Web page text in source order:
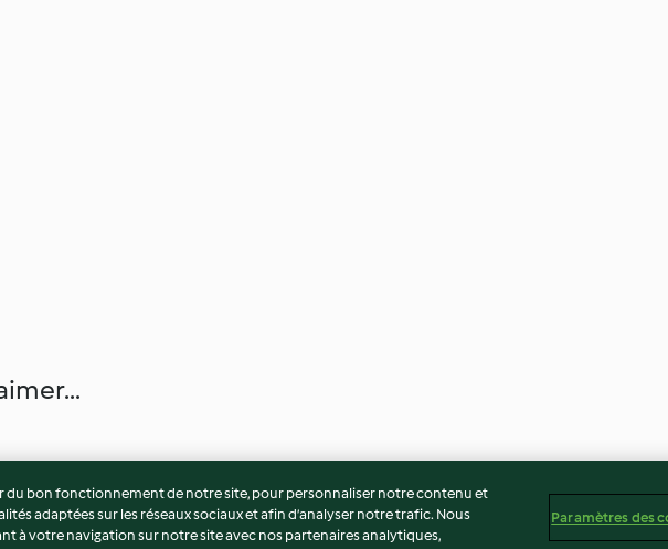
du bon fonctionnement de notre site, pour personnaliser notre contenu et
adaptées sur les réseaux sociaux et afin d’analyser notre trafic. Nous
à votre navigation sur notre site avec nos partenaires analytiques,
Paramètres des